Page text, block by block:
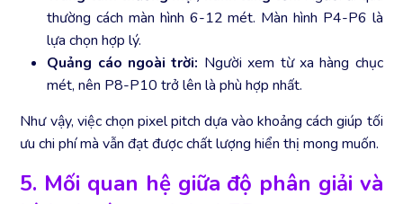
thường cách màn hình 6-12 mét. Màn hình P4-P6 là
lựa chọn hợp lý.
Quảng cáo ngoài trời: Người xem từ xa hàng chục
mét, nên P8-P10 trở lên là phù hợp nhất.
Như vậy, việc chọn pixel pitch dựa vào khoảng cách giúp tối
ưu chi phí mà vẫn đạt được chất lượng hiển thị mong muốn.
5. Mối quan hệ giữa độ phân giải và